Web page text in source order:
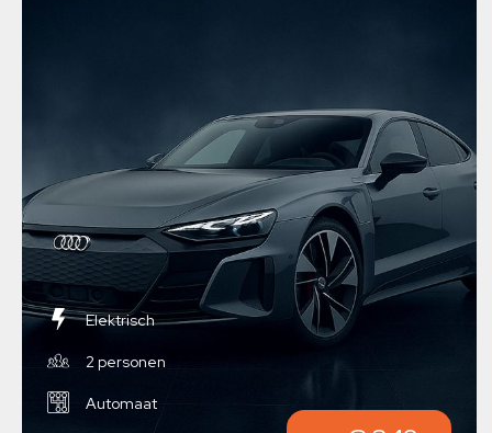
Elektrisch
2 personen
Automaat